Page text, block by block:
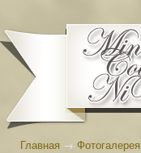
Главная → Фотогалерея